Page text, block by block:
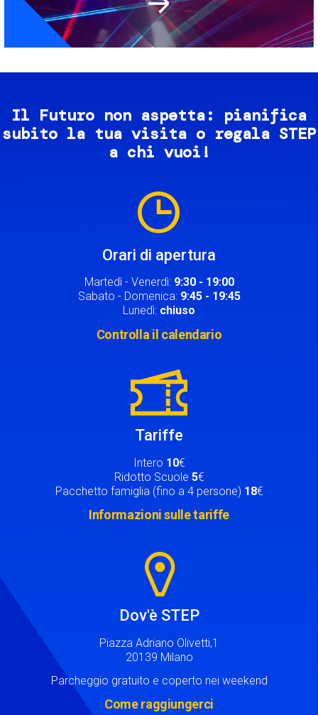
Il Futuro non aspetta: pianifica
subito la tua visita o regala STEP
a chi vuoi!
Orari di apertura
Martedì - Venerdì: 9:30 - 19:00
Sabato - Domenica: 9:45 - 19:45
Lunedì: chiuso
Controlla il calendario
Tariffe
Intero 10€
Ridotto Scuole 5€
Pacchetto famiglia (fino a 4 persone) 18€
Informazioni sulle tariffe
Dov'è STEP
Piazza Adriano Olivetti,1
20139 Milano
Parcheggio gratuito e coperto nei weekend
Come raggiungerci